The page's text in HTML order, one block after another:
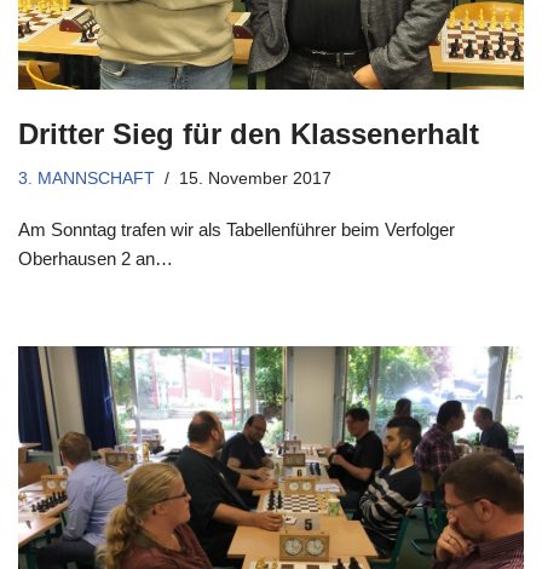
Dritter Sieg für den Klassenerhalt
3. MANNSCHAFT 15. November 2017
Am Sonntag trafen wir als Tabellenführer beim Verfolger
Oberhausen 2 an…